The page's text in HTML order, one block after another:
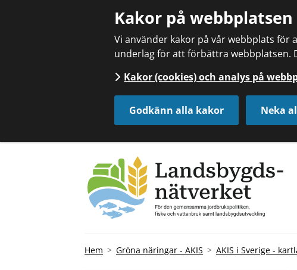
Kakor på webbplatsen
Vi använder kakor på vår webbplats
underlag för att förbättra webbplatsen.
Kakor (cookies) och analys på
Godkänn alla kakor Neka
Hem Gröna näringar - AKIS AKIS i Sverige -